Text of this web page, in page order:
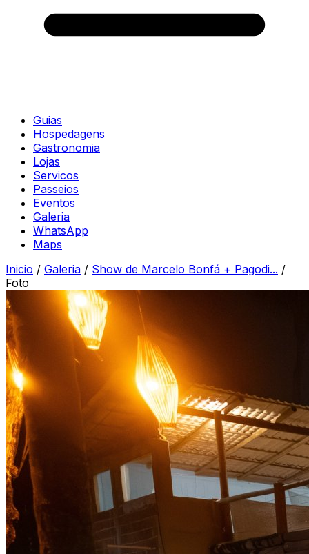
Guias
Hospedagens
Gastronomia
Lojas
Servicos
Passeios
Eventos
Galeria
WhatsApp
Maps
Inicio / Galeria / Show de Marcelo Bonfá + Pagodi... /
Foto